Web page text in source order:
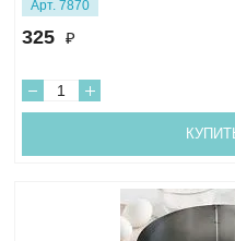
Арт. 7870
325 ₽